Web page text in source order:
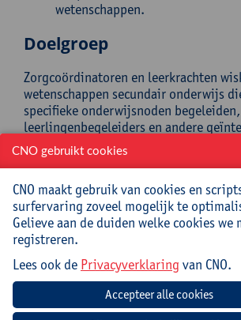
wetenschappen.
Doelgroep
Zorgcoördinatoren en leerkrachten
wetenschappen secundair onderwijs
specifieke onderwijsnoden begeleiden,
leerlingenbegeleiders en andere
leerkrachten secundair onderwijs. De
praktijkvoorbeelden komen uit het hele
Begeleiding
Els Smekens, onderwijzeres en Master
heeft ervaring in de basisschool en het
onderwijs. Bij Eureka Leuven
met ernstige leerstoornissen.
ondersteuner in het secundair
CNO gebruikt cookies
CNO maakt gebruik van cookies en
surfervaring zoveel mogelijk te
Gelieve aan de duiden welke cookies we
registreren.
Lees ook de Privacyverklaring van CNO.